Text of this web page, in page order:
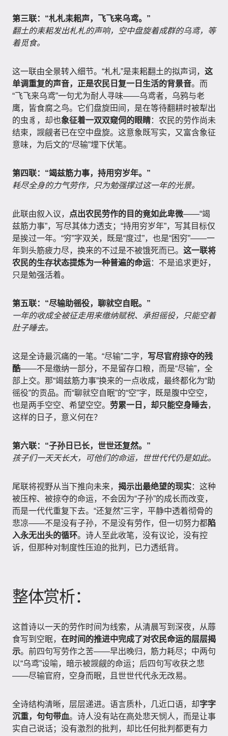
第三联：“札札耒耜声，飞飞来乌鸢。”
翻土的耒耜发出札札的声响，空中盘旋着成群的乌鸢，等
着觅食。
这一联由全景转入细节。“札札”是耒耜翻土的拟声词， 这
单调重复的声音，正是农民日复一日生活的背景音。而
“飞飞来乌鸢”一句尤为耐人寻味——乌鸢者，乌鸦与老
鹰，皆食腐之鸟。它们盘旋田间，是在等待翻耕时被犁出
的虫豸，却也象征着一双双窥伺的眼睛：农民的劳作尚未
结束，觊觎者已在空中盘旋。这意象既写实，又富含象征
意味，为后文的“尽输”埋下伏笔。
第四联：“竭兹筋力事，持用穷岁年。”
耗尽全身的力气劳作，只为勉强撑过这一年的光景。
此联由叙入议， 点出农民劳作的目的竟如此卑微——“竭
兹筋力事”，写尽其体力透支；“持用穷岁年”，写其目标仅
是挨过一年。“穷”字双关，既是“度过”，也是“困穷”——一
年到头筋疲力尽，换来的不过是不被饿死而已。 这一联将
农民的生存状态提炼为一种普遍的命运：不是追求更好，
只是勉强活着。
第五联：“尽输助徭役，聊就空自眠。”
一年的收成全被征走用来缴纳赋税、承担徭役，只能空着
肚子睡去。
这是全诗最沉痛的一笔。“尽输”二字， 写尽官府掠夺的残
酷——不是缴纳一部分，不是留存口粮，而是“尽输”，全
部上交。那“竭兹筋力事”换来的一点收成，最终都化为“助
徭役”的贡品。而“聊就空自眠”的“空”字，既是腹中空空，
也是两手空空、希望空空。 劳累一日，却只能空身睡去，
这样的日子，意义何在？
第六联：“子孙日已长，世世还复然。”
孩子们一天天长大，可他们的命运，世世代代仍是如此。
尾联将视野从当下推向未来， 揭示出最绝望的现实：这种
被压榨、被掠夺的命运，不会因为“子孙”的成长而改变，
而是一代代重复下去。“还复然”三字，平静中透着彻骨的
悲凉——不是没有子孙，不是没有劳作，但一切努力都陷
入永无出头的循环。诗人至此收笔，没有议论，没有控
诉，但那种对制度性压迫的批判，已力透纸背。
整体赏析：
这首诗以一天的劳作时间为线索，从清晨写到深夜，从蓐
食写到空眠， 在时间的推进中完成了对农民命运的层层揭
示。前四句写劳作之苦——早出晚归，筋力耗尽；中两句
以“乌鸢”设喻，暗示被觊觎的命运；后四句写收获之悲
——尽输官府，空身而眠，且世世代代永无改易。
全诗结构清晰，层层递进。语言质朴，几近口语，却字字
沉重，句句带血。诗人没有站在高处悲天悯人，而是让事
实自己说话；没有激烈的批判，却比任何批判都更有力